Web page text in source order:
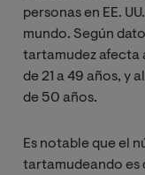
personas en EE.
mundo. Según
tartamudez afecta
de 21 a 49 años, y
de 50 años.
Es notable que el
tartamudeando es